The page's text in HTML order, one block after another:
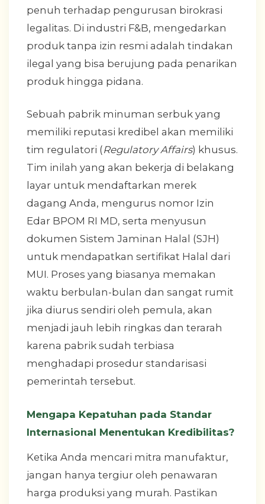
penuh terhadap pengurusan birokrasi
legalitas. Di industri F&B, mengedarkan
produk tanpa izin resmi adalah tindakan
ilegal yang bisa berujung pada penarikan
produk hingga pidana.
Sebuah pabrik minuman serbuk yang
memiliki reputasi kredibel akan memiliki
tim regulatori (Regulatory Affairs) khusus.
Tim inilah yang akan bekerja di belakang
layar untuk mendaftarkan merek
dagang Anda, mengurus nomor Izin
Edar BPOM RI MD, serta menyusun
dokumen Sistem Jaminan Halal (SJH)
untuk mendapatkan sertifikat Halal dari
MUI. Proses yang biasanya memakan
waktu berbulan-bulan dan sangat rumit
jika diurus sendiri oleh pemula, akan
menjadi jauh lebih ringkas dan terarah
karena pabrik sudah terbiasa
menghadapi prosedur standarisasi
pemerintah tersebut.
Mengapa Kepatuhan pada Standar
Internasional Menentukan Kredibilitas?
Ketika Anda mencari mitra manufaktur,
jangan hanya tergiur oleh penawaran
harga produksi yang murah. Pastikan